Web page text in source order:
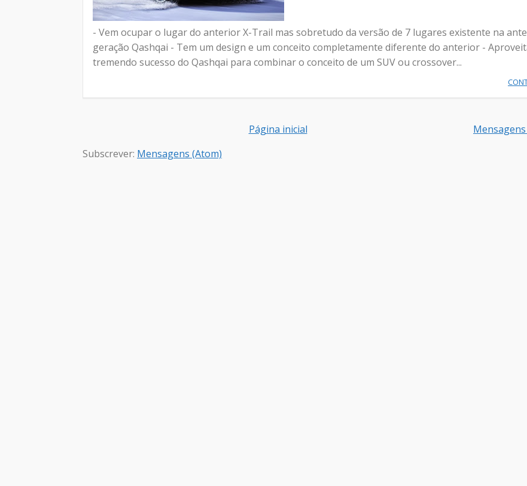
- Vem ocupar o lugar do anterior X-Trail mas sobretudo da versão de 7 lugares existente na
geração Qashqai - Tem um design e um conceito completamente diferente do anterior -
tremendo sucesso do Qashqai para combinar o conceito de um SUV ou crossover...
Página inicial
Subscrever: Mensagens (Atom)